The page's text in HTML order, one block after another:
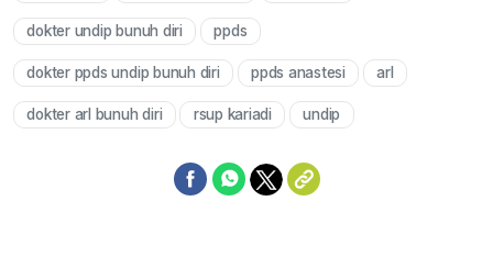
dokter undip bunuh diri ppds
dokter ppds undip bunuh diri ppds anastesi arl
dokter arl bunuh diri rsup kariadi undip